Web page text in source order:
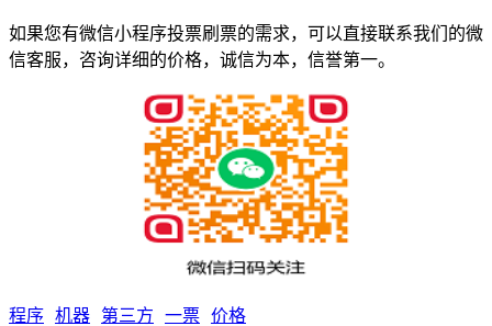
如果您有微信小程序投票刷票的需求，可以直接联系我们的微
信客服，咨询详细的价格，诚信为本，信誉第一。
程序 机器 第三方 一票 价格